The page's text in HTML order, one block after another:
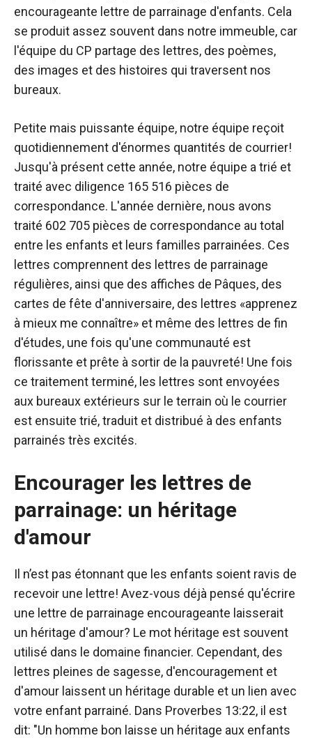
encourageante lettre de parrainage d'enfants. Cela
se produit assez souvent dans notre immeuble, car
l'équipe du CP partage des lettres, des poèmes,
des images et des histoires qui traversent nos
bureaux.
Petite mais puissante équipe, notre équipe reçoit
quotidiennement d'énormes quantités de courrier!
Jusqu'à présent cette année, notre équipe a trié et
traité avec diligence 165 516 pièces de
correspondance. L'année dernière, nous avons
traité 602 705 pièces de correspondance au total
entre les enfants et leurs familles parrainées. Ces
lettres comprennent des lettres de parrainage
régulières, ainsi que des affiches de Pâques, des
cartes de fête d'anniversaire, des lettres «apprenez
à mieux me connaître» et même des lettres de fin
d'études, une fois qu'une communauté est
florissante et prête à sortir de la pauvreté! Une fois
ce traitement terminé, les lettres sont envoyées
aux bureaux extérieurs sur le terrain où le courrier
est ensuite trié, traduit et distribué à des enfants
parrainés très excités.
Encourager les lettres de
parrainage: un héritage
d'amour
Il n’est pas étonnant que les enfants soient ravis de
recevoir une lettre! Avez-vous déjà pensé qu'écrire
une lettre de parrainage encourageante laisserait
un héritage d'amour? Le mot héritage est souvent
utilisé dans le domaine financier. Cependant, des
lettres pleines de sagesse, d'encouragement et
d'amour laissent un héritage durable et un lien avec
votre enfant parrainé. Dans Proverbes 13:22, il est
dit: "Un homme bon laisse un héritage aux enfants